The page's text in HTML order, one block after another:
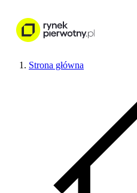
Strona główna